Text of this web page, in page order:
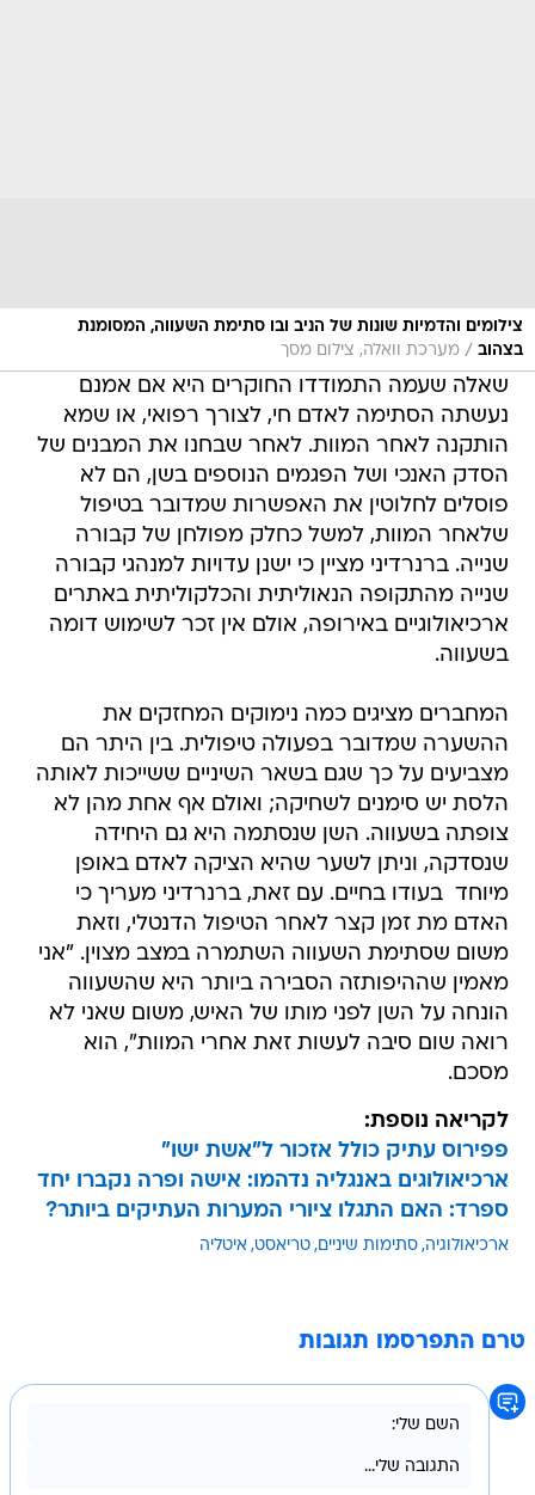
צילומים והדמיות שונות של הניב ובו סתימת השעווה, המסומנת
בצהוב / מערכת וואלה, צילום מסך
שאלה שעמה התמודדו החוקרים היא אם אמנם
נעשתה הסתימה לאדם חי, לצורך רפואי, או שמא
הותקנה לאחר המוות. לאחר שבחנו את המבנים של
הסדק האנכי ושל הפגמים הנוספים בשן, הם לא
פוסלים לחלוטין את האפשרות שמדובר בטיפול
שלאחר המוות, למשל כחלק מפולחן של קבורה
שנייה. ברנרדיני מציין כי ישנן עדויות למנהגי קבורה
שנייה מהתקופה הנאוליתית והכלקוליתית באתרים
ארכיאולוגיים באירופה, אולם אין זכר לשימוש דומה
בשעווה.
המחברים מציגים כמה נימוקים המחזקים את
ההשערה שמדובר בפעולה טיפולית. בין היתר הם
מצביעים על כך שגם בשאר השיניים ששייכות לאותה
הלסת יש סימנים לשחיקה; ואולם אף אחת מהן לא
צופתה בשעווה. השן שנסתמה היא גם היחידה
שנסדקה, וניתן לשער שהיא הציקה לאדם באופן
מיוחד  בעודו בחיים. עם זאת, ברנרדיני מעריך כי
האדם מת זמן קצר לאחר הטיפול הדנטלי, וזאת
משום שסתימת השעווה השתמרה במצב מצוין. "אני
מאמין שההיפותזה הסבירה ביותר היא שהשעווה
הונחה על השן לפני מותו של האיש, משום שאני לא
רואה שום סיבה לעשות זאת אחרי המוות", הוא
מסכם.
לקריאה נוספת:
פפירוס עתיק כולל אזכור ל"אשת ישו"
ארכיאולוגים באנגליה נדהמו: אישה ופרה נקברו יחד
ספרד: האם התגלו ציורי המערות העתיקים ביותר?
ארכיאולוגיה סתימות שיניים טריאסט איטליה
טרם התפרסמו תגובות